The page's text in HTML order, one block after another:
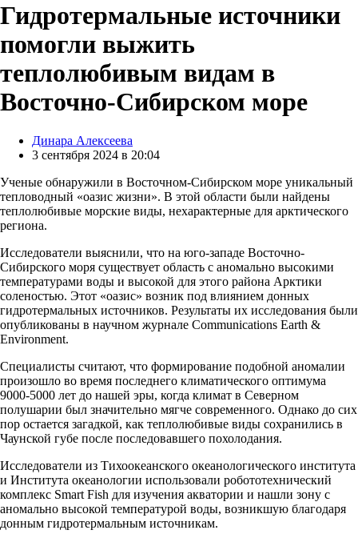
Гидротермальные источники
помогли выжить
теплолюбивым видам в
Восточно-Сибирском море
Posted
by
Динара Алексеева
3 сентября 2024 в 20:04
Ученые обнаружили в Восточном-Сибирском море уникальный
тепловодный «оазис жизни». В этой области были найдены
теплолюбивые морские виды, нехарактерные для арктического
региона.
Исследователи выяснили, что на юго-западе Восточно-
Сибирского моря существует область с аномально высокими
температурами воды и высокой для этого района Арктики
соленостью. Этот «оазис» возник под влиянием донных
гидротермальных источников. Результаты их исследования были
опубликованы в научном журнале Communications Earth &
Environment.
Специалисты считают, что формирование подобной аномалии
произошло во время последнего климатического оптимума
9000-5000 лет до нашей эры, когда климат в Северном
полушарии был значительно мягче современного. Однако до сих
пор остается загадкой, как теплолюбивые виды сохранились в
Чаунской губе после последовавшего похолодания.
Исследователи из Тихоокеанского океанологического института
и Института океанологии использовали робототехнический
комплекс Smart Fish для изучения акватории и нашли зону с
аномально высокой температурой воды, возникшую благодаря
донным гидротермальным источникам.